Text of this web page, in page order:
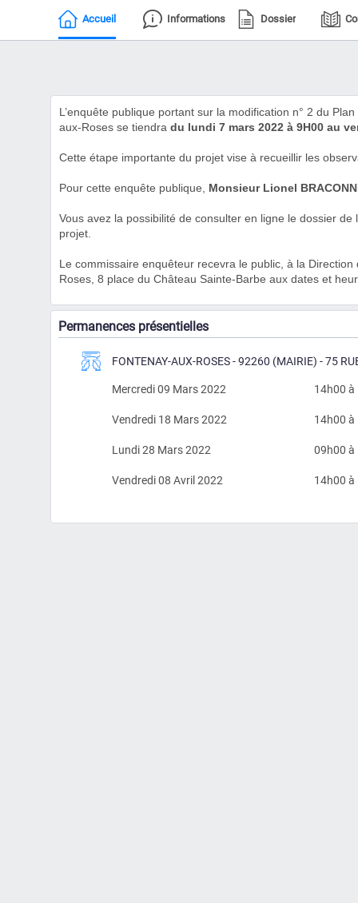
Accueil Informations Dossier
L’enquête publique portant sur la modification n° 2 du
aux-Roses se tiendra du lundi 7 mars 2022 à 9H00 au
Cette étape importante du projet vise à recueillir les
Pour cette enquête publique, Monsieur Lionel
Vous avez la possibilité de consulter en ligne le dossier
projet.
Le commissaire enquêteur recevra le public, à la
Roses, 8 place du Château Sainte-Barbe aux dates et
Permanences présentielles
FONTENAY-AUX-ROSES - 92260 (MAIRIE) - 75
Mercredi 09 Mars 2022 14h00 à
Vendredi 18 Mars 2022 14h00 à
Lundi 28 Mars 2022 09h00 à
Vendredi 08 Avril 2022 14h00 à